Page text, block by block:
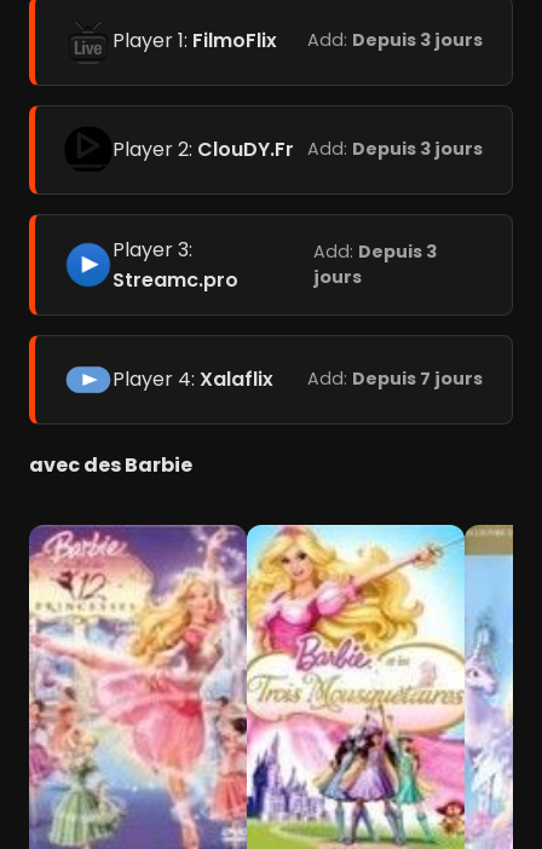
Player 1: FilmoFlix Add: Depuis 3 jours
Player 2: ClouDY.Fr Add: Depuis 3 jours
Player 3:
Streamc.pro
Add: Depuis 3
jours
Player 4: Xalaflix Add: Depuis 7 jours
avec des Barbie